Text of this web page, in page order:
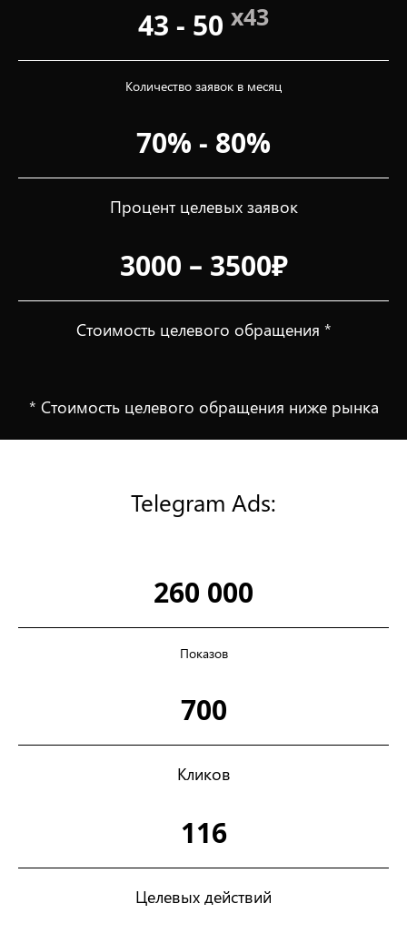
43 - 50 x43
Количество заявок в месяц
70% - 80%
Процент целевых заявок
3000 – 3500₽
Стоимость целевого обращения *
* Стоимость целевого обращения ниже рынка
Telegram Ads:
260 000
Показов
700
Кликов
116
Целевых действий